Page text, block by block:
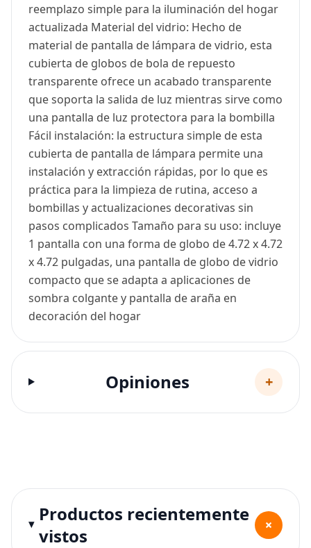
reemplazo simple para la iluminación del hogar
actualizada Material del vidrio: Hecho de
material de pantalla de lámpara de vidrio, esta
cubierta de globos de bola de repuesto
transparente ofrece un acabado transparente
que soporta la salida de luz mientras sirve como
una pantalla de luz protectora para la bombilla
Fácil instalación: la estructura simple de esta
cubierta de pantalla de lámpara permite una
instalación y extracción rápidas, por lo que es
práctica para la limpieza de rutina, acceso a
bombillas y actualizaciones decorativas sin
pasos complicados Tamaño para su uso: incluye
1 pantalla con una forma de globo de 4.72 x 4.72
x 4.72 pulgadas, una pantalla de globo de vidrio
compacto que se adapta a aplicaciones de
sombra colgante y pantalla de araña en
decoración del hogar
Opiniones +
Productos recientemente
vistos
+